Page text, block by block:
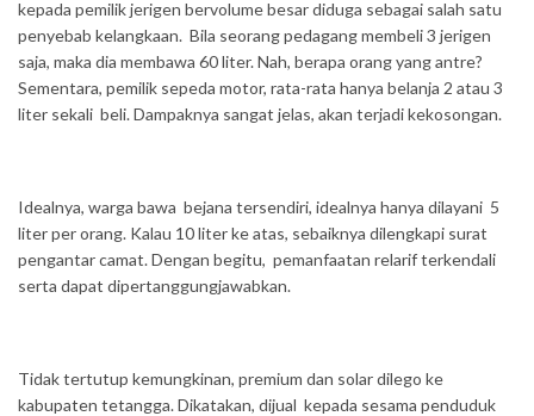
kepada pemilik jerigen bervolume besar diduga sebagai salah satu
penyebab kelangkaan. Bila seorang pedagang membeli 3 jerigen
saja, maka dia membawa 60 liter. Nah, berapa orang yang antre?
Sementara, pemilik sepeda motor, rata-rata hanya belanja 2 atau 3
liter sekali beli. Dampaknya sangat jelas, akan terjadi kekosongan.
Idealnya, warga bawa bejana tersendiri, idealnya hanya dilayani 5
liter per orang. Kalau 10 liter ke atas, sebaiknya dilengkapi surat
pengantar camat. Dengan begitu, pemanfaatan relarif terkendali
serta dapat dipertanggungjawabkan.
Tidak tertutup kemungkinan, premium dan solar dilego ke
kabupaten tetangga. Dikatakan, dijual kepada sesama penduduk